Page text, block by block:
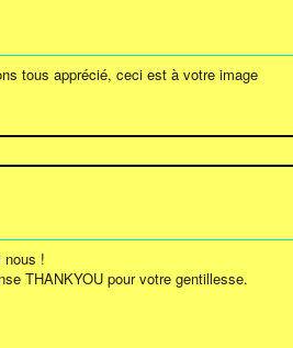
tous apprécié, ceci est à votre image
nous !
THANKYOU pour votre gentillesse.